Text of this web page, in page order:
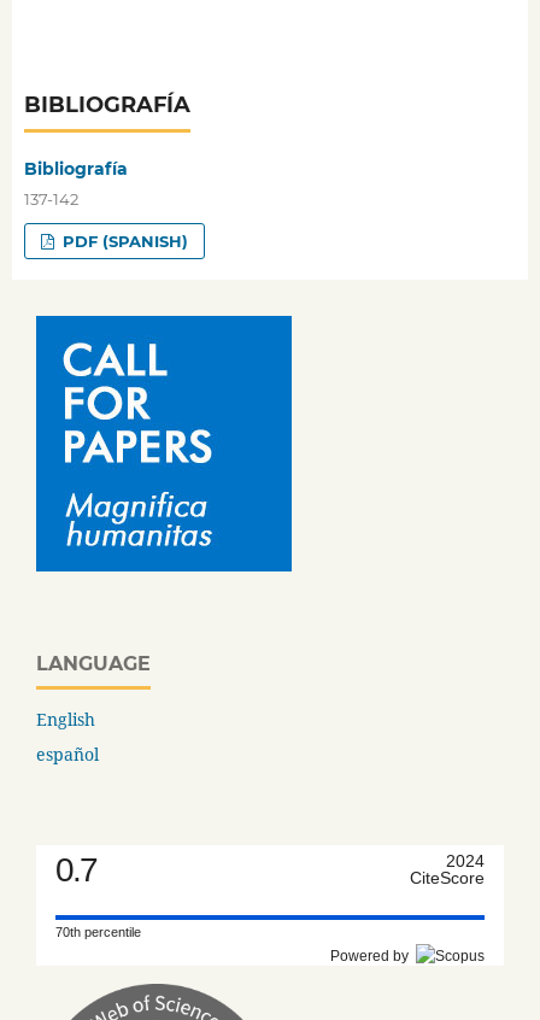
BIBLIOGRAFÍA
Bibliografía
137-142
PDF (SPANISH)
LANGUAGE
English
español
0.7
2024
CiteScore
70th percentile
Powered by